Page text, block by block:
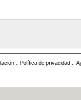
:: Política de privacidad ::